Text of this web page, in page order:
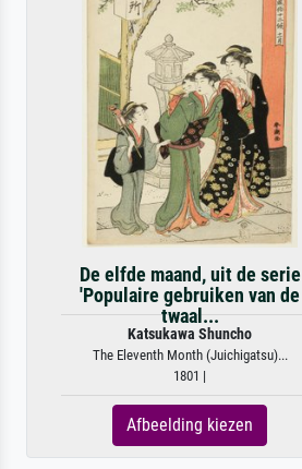
De elfde maand, uit de serie
'Populaire gebruiken van de
twaal...
Katsukawa Shuncho
The Eleventh Month (Juichigatsu)...
1801 |
Afbeelding kiezen